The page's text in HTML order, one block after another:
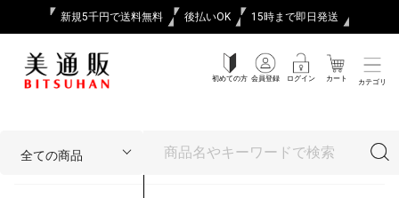
新規5千円で送料無料 後払いOK 15時まで即日発送
初めての方 会員登録 ログイン カート カテゴリ